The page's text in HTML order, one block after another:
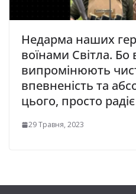
Недарма наших
воїнами Світла. Бо
випромінюють
впевненість та
цього, просто
29 Травня, 2023